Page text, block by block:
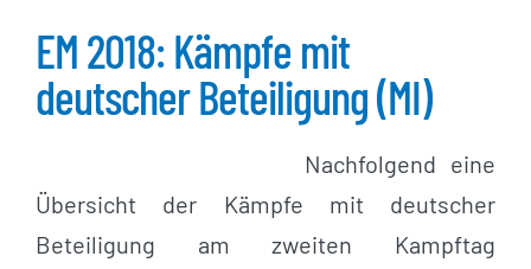
EM 2018: Kämpfe mit
deutscher Beteiligung (MI)
Nachfolgend eine
Übersicht der Kämpfe mit deutscher
Beteiligung am zweiten Kampftag